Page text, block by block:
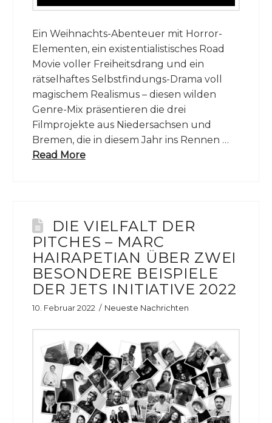
Ein Weihnachts-Abenteuer mit Horror-
Elementen, ein existentialistisches Road
Movie voller Freiheitsdrang und ein
rätselhaftes Selbstfindungs-Drama voll
magischem Realismus – diesen wilden
Genre-Mix präsentieren die drei
Filmprojekte aus Niedersachsen und
Bremen, die in diesem Jahr ins Rennen …
Read More
DIE VIELFALT DER
PITCHES – MARC
HAIRAPETIAN ÜBER ZWEI
BESONDERE BEISPIELE
DER JETS INITIATIVE 2022
10. Februar 2022 Neueste Nachrichten